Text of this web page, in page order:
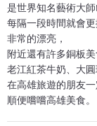
是世界知名藝術大
每隔一段時間就會更
非常的漂亮，
附近還有許多銅板美
老江紅茶牛奶、大
在高雄旅遊的朋友
順便嚐嚐高雄美食。